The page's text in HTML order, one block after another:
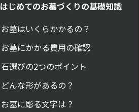
はじめてのお墓づくりの基礎知識
お墓はいくらかかるの？
お墓にかかる費用の確認
石選びの2つのポイント
どんな形があるの？
お墓に彫る文字は？